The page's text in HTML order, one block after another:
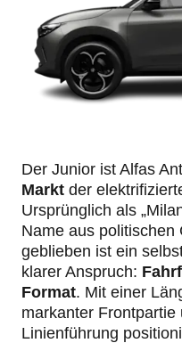
Der Junior ist Alfas
Markt der
Ursprünglich als
Name aus politischen
geblieben ist ein
klarer Anspruch:
Format. Mit einer
markanter Frontpartie
Linienführung